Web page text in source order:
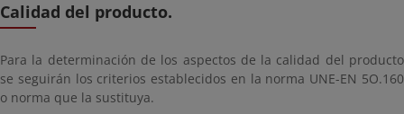
Calidad del producto.
Para la determinación de los aspectos de la calidad del producto
se seguirán los criterios establecidos en la norma UNE-EN 5O.160
o norma que la sustituya.